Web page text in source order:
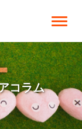
コラム